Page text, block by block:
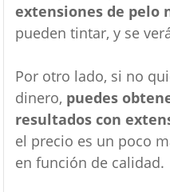
extensiones de pelo
pueden tintar, y se
Por otro lado, si no
dinero, puedes
resultados con
el precio es un poco
en función de calidad.